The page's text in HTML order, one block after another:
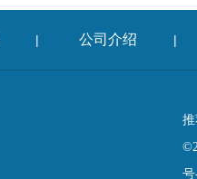
| 公司介绍 |
号